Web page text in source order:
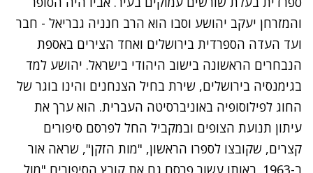
והמזרחן יעקב יהושע וסבו הוא הרב חנניה גבריאל - חבר
ועד העדה הספרדית בירושלים ואחד הצירים באספת
הנבחרים הראשונה בישוב היהודי בישראל. יהושע למד
בגימנסיה בירושלים, שירת בחיל הצנחנים והינו בוגר של
החוג לפילוסופיה באוניברסיטה העברית. הוא ערך את
עיתון תנועת הצופים ובמקביל החל לפרסם סיפורים
קצרים, שקובצו לספרו הראשון, "מות הזקן", שראה אור
ב-1963. באותו עשור פרסם גם את קובץ הסיפורים "מול